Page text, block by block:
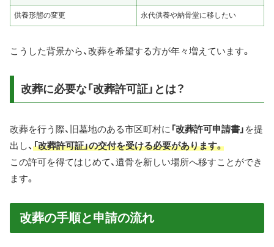
供養形態の変更 永代供養や納骨堂に移したい
こうした背景から、改葬を希望する方が年々増えています。
改葬に必要な「改葬許可証」とは？
改葬を行う際、旧墓地のある市区町村に 「改葬許可申請書」 を提
出し、「改葬許可証」の交付を受ける必要があります。
この許可を得てはじめて、遺骨を新しい場所へ移すことができ
ます。
改葬の手順と申請の流れ